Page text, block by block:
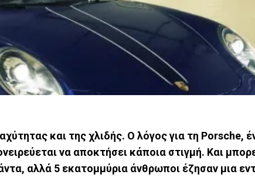
και της χλιδής. Ο λόγος για τη Porsche,
να αποκτήσει κάποια στιγμή. Και
αλλά 5 εκατομμύρια άνθρωποι έζησαν μια